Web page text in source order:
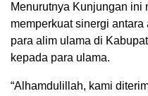
Menurutnya Kunjungan ini
memperkuat sinergi
para alim ulama di
kepada para ulama.
“Alhamdulillah, kami